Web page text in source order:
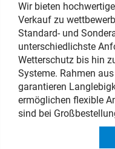
Wir bieten
Verkauf zu
Standard- und
unterschiedlichste
Wetterschutz bis hin
Systeme. Rahmen
garantieren
ermöglichen flexible
sind bei